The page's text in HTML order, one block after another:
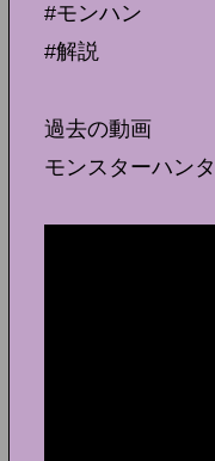
#モンハン
#解説
過去の動画
モンスターハン